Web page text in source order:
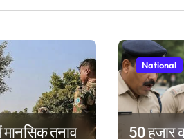
तनाव
National
50 हजार